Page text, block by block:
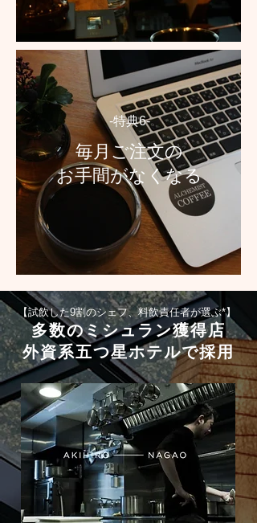
-特典6-
毎月ご注文の
お手間がなくなる
【試飲した9割のシェフ、料飲責任者が選ぶ*】
多数のミシュラン獲得店
​外資系五つ星ホテルで採用